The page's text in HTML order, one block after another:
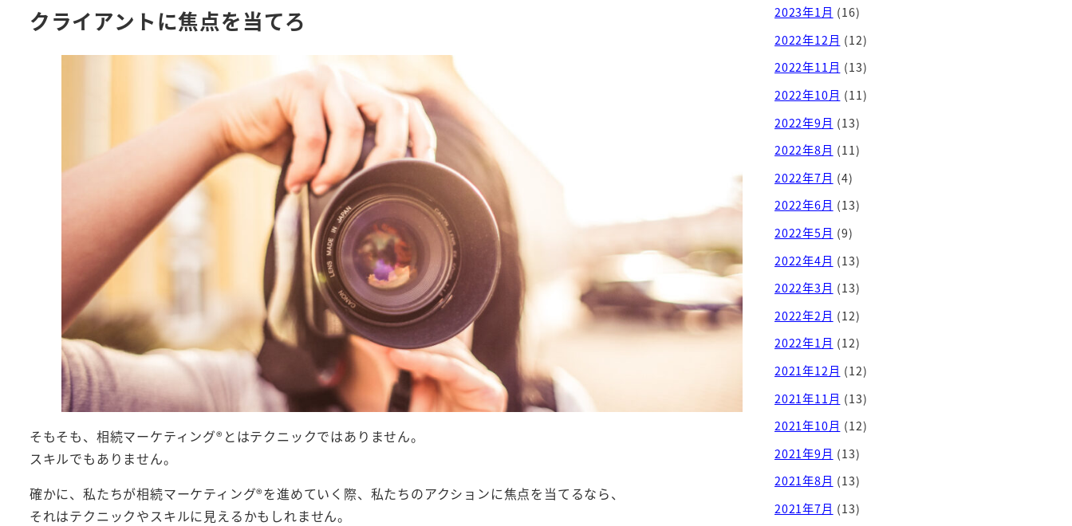
クライアントに焦点を当てろ
そもそも、相続マーケティング®︎とはテクニックではありません。
スキルでもありません。
確かに、私たちが相続マーケティング®︎を進めていく際、私たちのアクションに焦点を当てるなら、
それはテクニックやスキルに見えるかもしれません。
2023年1月 (16)
2022年12月 (12)
2022年11月 (13)
2022年10月 (11)
2022年9月 (13)
2022年8月 (11)
2022年7月 (4)
2022年6月 (13)
2022年5月 (9)
2022年4月 (13)
2022年3月 (13)
2022年2月 (12)
2022年1月 (12)
2021年12月 (12)
2021年11月 (13)
2021年10月 (12)
2021年9月 (13)
2021年8月 (13)
2021年7月 (13)